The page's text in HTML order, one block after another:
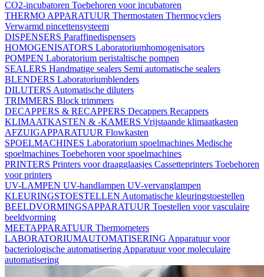
CO2-incubatoren Toebehoren voor incubatoren
THERMO APPARATUUR Thermostaten Thermocyclers
Verwarmd pincettensysteem
DISPENSERS Paraffinedispensers
HOMOGENISATORS Laboratoriumhomogenisators
POMPEN Laboratorium peristaltische pompen
SEALERS Handmatige sealers Semi automatische sealers
BLENDERS Laboratoriumblenders
DILUTERS Automatische diluters
TRIMMERS Block trimmers
DECAPPERS & RECAPPERS Decappers Recappers
KLIMAATKASTEN & -KAMERS Vrijstaande klimaatkasten
AFZUIGAPPARATUUR Flowkasten
SPOELMACHINES Laboratorium spoelmachines Medische
spoelmachines Toebehoren voor spoelmachines
PRINTERS Printers voor draagglaasjes Cassetteprinters Toebehoren
voor printers
UV-LAMPEN UV-handlampen UV-vervanglampen
KLEURINGSTOESTELLEN Automatische kleuringstoestellen
BEELDVORMINGSAPPARATUUR Toestellen voor vasculaire
beeldvorming
MEETAPPARATUUR Thermometers
LABORATORIUMAUTOMATISERING Apparatuur voor
bacteriologische automatisering Apparatuur voor moleculaire
automatisering